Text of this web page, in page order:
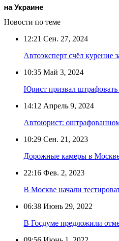
на Украине
Новости по теме
12:21 Сен. 27, 2024
Автоэксперт счёл курение
10:35 Май 3, 2024
Юрист призвал
14:12 Апрель 9, 2024
Автоюрист:
10:29 Сен. 21, 2023
Дорожные камеры в Москве
22:16 Фев. 2, 2023
В Москве начали
06:38 Июнь 29, 2022
В Госдуме предложили